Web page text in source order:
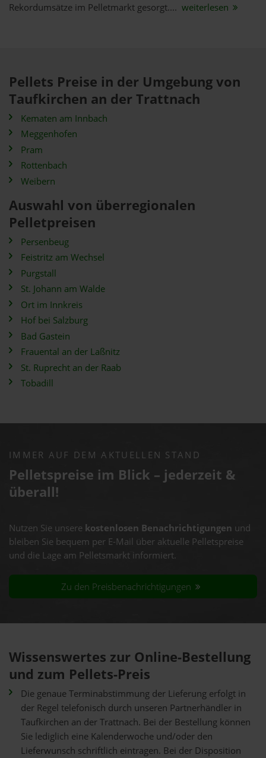
Rekordumsätze im Pelletmarkt gesorgt.... weiterlesen
Pellets Preise in der Umgebung von
Taufkirchen an der Trattnach
Kematen am Innbach
Meggenhofen
Pram
Rottenbach
Weibern
Auswahl von überregionalen
Pelletpreisen
Persenbeug
Feistritz am Wechsel
Purgstall
St. Johann am Walde
Ort im Innkreis
Hof bei Salzburg
Bad Gastein
Frauental an der Laßnitz
St. Ruprecht an der Raab
Tobadill
IMMER AUF DEM AKTUELLEN STAND
Pelletspreise im Blick – jederzeit &
überall!
Nutzen Sie unsere kostenlosen Benachrichtigungen und
bleiben Sie bequem per E-Mail über aktuelle Pelletspreise
und die Lage am Pelletsmarkt informiert.
Zu den Preisbenachrichtigungen
Wissenswertes zur Online-Bestellung
und zum Pellets-Preis
Die genaue Terminabstimmung der Lieferung erfolgt in
der Regel telefonisch durch unseren Partnerhändler in
Taufkirchen an der Trattnach. Bei der Bestellung können
Sie lediglich eine Kalenderwoche und/oder den
Lieferwunsch schriftlich eintragen. Bei der Disposition